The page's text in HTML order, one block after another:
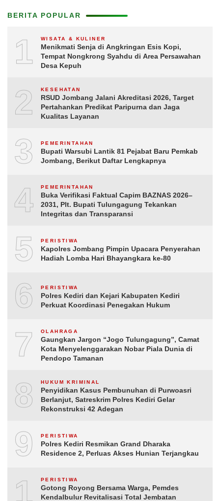
BERITA POPULAR
1 WISATA & KULINER
Menikmati Senja di Angkringan Esis Kopi,
Tempat Nongkrong Syahdu di Area Persawahan
Desa Kepuh
2 KESEHATAN
RSUD Jombang Jalani Akreditasi 2026, Target
Pertahankan Predikat Paripurna dan Jaga
Kualitas Layanan
3 PEMERINTAHAN
Bupati Warsubi Lantik 81 Pejabat Baru Pemkab
Jombang, Berikut Daftar Lengkapnya
4 PEMERINTAHAN
Buka Verifikasi Faktual Capim BAZNAS 2026–
2031, Plt. Bupati Tulungagung Tekankan
Integritas dan Transparansi
5 PERISTIWA
Kapolres Jombang Pimpin Upacara Penyerahan
Hadiah Lomba Hari Bhayangkara ke-80
6 PERISTIWA
Polres Kediri dan Kejari Kabupaten Kediri
Perkuat Koordinasi Penegakan Hukum
7 OLAHRAGA
Gaungkan Jargon “Jogo Tulungagung”, Camat
Kota Menyelenggarakan Nobar Piala Dunia di
Pendopo Tamanan
8 HUKUM KRIMINAL
Penyidikan Kasus Pembunuhan di Purwoasri
Berlanjut, Satreskrim Polres Kediri Gelar
Rekonstruksi 42 Adegan
9 PERISTIWA
Polres Kediri Resmikan Grand Dharaka
Residence 2, Perluas Akses Hunian Terjangkau
10PERISTIWA
Gotong Royong Bersama Warga, Pemdes
Kendalbulur Revitalisasi Total Jembatan